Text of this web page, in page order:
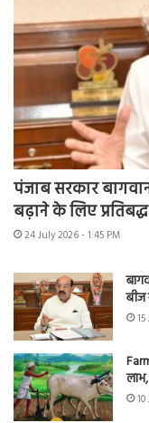
पंजाब सरकार
बढ़ाने के लिए प्रतिबद्ध
24 July 2026 - 1:45 PM
बीज